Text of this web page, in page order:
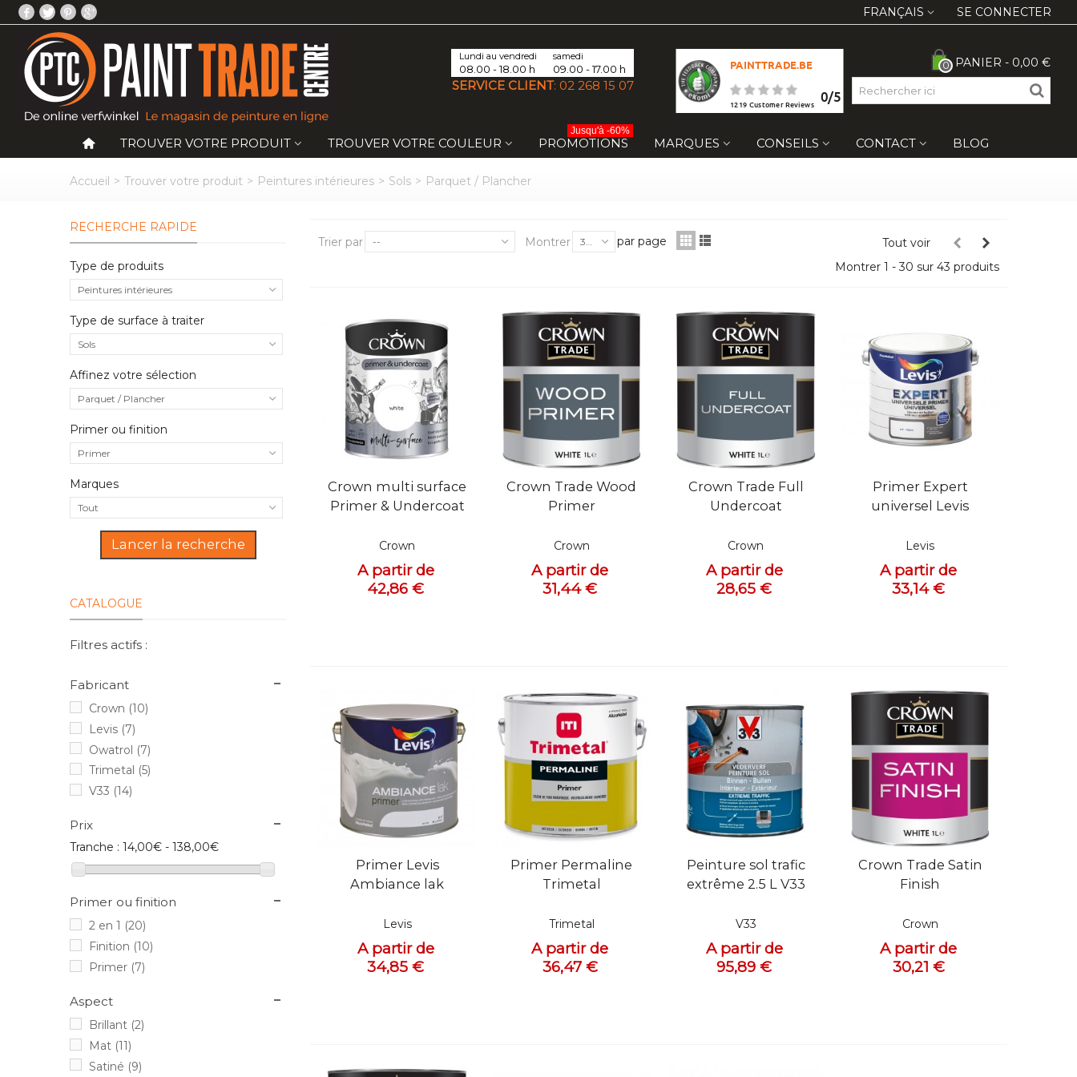
SE CONNECTER
FRANÇAIS
Lundi au vendredi
08.00 - 18.00 h
samedi
09.00 - 17.00 h
SERVICE CLIENT: 02 268 15 07
PAINTTRADE.BE
0/5
1219 Customer Reviews
0 PANIER - 0,00 €
TROUVER VOTRE PRODUIT TROUVER VOTRE COULEUR PROMOTIONS
Jusqu'à -60%
MARQUES CONSEILS CONTACT BLOG
Accueil > Trouver votre produit > Peintures intérieures > Sols > Parquet / Plancher
RECHERCHE RAPIDE
Type de produits
Peintures intérieures
Type de surface à traiter
Sols
Affinez votre sélection
Parquet / Plancher
Primer ou finition
Primer
Marques
Tout
Lancer la recherche
CATALOGUE
Filtres actifs :
Fabricant
Crown (10)
Levis (7)
Owatrol (7)
Trimetal (5)
V33 (14)
Prix
Tranche : 14,00€ - 138,00€
Primer ou finition
2 en 1 (20)
Finition (10)
Primer (7)
Aspect
Brillant (2)
Mat (11)
Satiné (9)
Trier par -- Montrer 30 par page
Tout voir
Montrer 1 - 30 sur 43 produits
Vue rapide
Crown multi surface
Primer & Undercoat
Crown
A partir de
42,86 €
Vue rapide
Crown Trade Wood
Primer
Crown
A partir de
31,44 €
Vue rapide
Crown Trade Full
Undercoat
Crown
A partir de
28,65 €
Vue rapide
Primer Expert
universel Levis
Levis
A partir de
33,14 €
Vue rapide
Primer Levis
Ambiance lak
Levis
A partir de
34,85 €
Vue rapide
Primer Permaline
Trimetal
Trimetal
A partir de
36,47 €
Vue rapide
Peinture sol trafic
extrême 2.5 L V33
V33
A partir de
95,89 €
Vue rapide
Crown Trade Satin
Finish
Crown
A partir de
30,21 €